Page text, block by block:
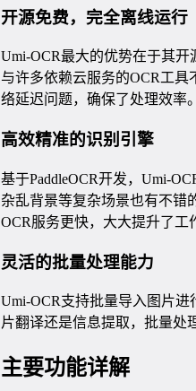
开源免费，完全离线运行
Umi-OCR最大的优势在于其开
与许多依赖云服务的OCR工
络延迟问题，确保了处理效率。
高效精准的识别引擎
基于PaddleOCR开发，Umi-
杂乱背景等复杂场景也有不错
OCR服务更快，大大提升了工
灵活的批量处理能力
Umi-OCR支持批量导入图片
片翻译还是信息提取，批量处
主要功能详解